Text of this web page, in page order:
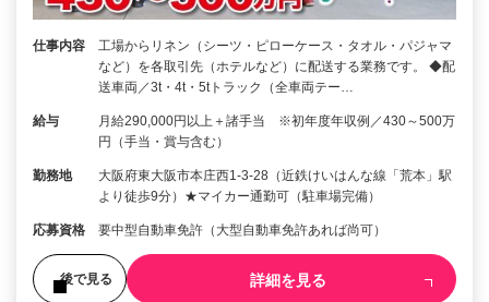
仕事内容
工場からリネン（シーツ・ピローケース・タオル・パジャマ
など）を各取引先（ホテルなど）に配送する業務です。 ◆配
送車両／3t・4t・5tトラック（全車両テー…
給与
月給290,000円以上＋諸手当 ※初年度年収例／430～500万
円（手当・賞与含む）
勤務地
大阪府東大阪市本庄西1-3-28（近鉄けいはんな線「荒本」駅
より徒歩9分）★マイカー通勤可（駐車場完備）
応募資格 要中型自動車免許（大型自動車免許あれば尚可）
後で見る 詳細を見る